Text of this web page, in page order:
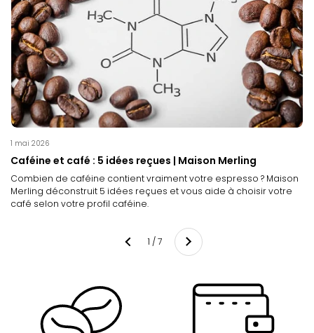
1 mai 2026
Caféine et café : 5 idées reçues | Maison Merling
Combien de caféine contient vraiment votre espresso ? Maison
Merling déconstruit 5 idées reçues et vous aide à choisir votre
café selon votre profil caféine.
Précédent 1 / 7 Suivant